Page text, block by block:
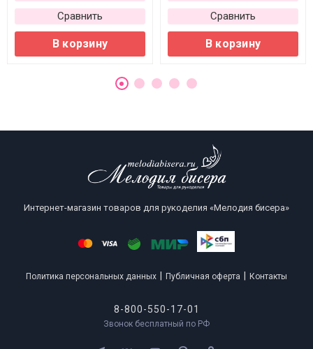
Сравнить
В корзину
Сравнить
В корзину
Интернет-магазин товаров для рукоделия «Мелодия бисера»
Политика персональных данных Публичная оферта Контакты
8-800-550-17-01
Звонок бесплатный по РФ